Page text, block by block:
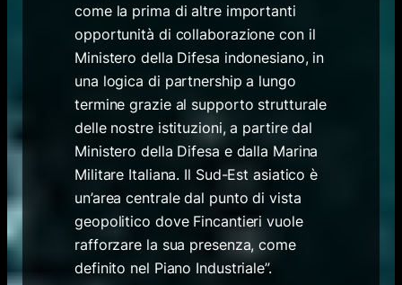
come la prima di altre importanti
opportunità di collaborazione con il
Ministero della Difesa indonesiano, in
una logica di partnership a lungo
termine grazie al supporto strutturale
delle nostre istituzioni, a partire dal
Ministero della Difesa e dalla Marina
Militare Italiana. Il Sud-Est asiatico è
un’area centrale dal punto di vista
geopolitico dove Fincantieri vuole
rafforzare la sua presenza, come
definito nel Piano Industriale”.